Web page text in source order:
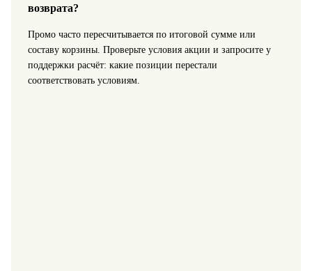
возврата?
Промо часто пересчитывается по итоговой сумме или
составу корзины. Проверьте условия акции и запросите у
поддержки расчёт: какие позиции перестали
соответствовать условиям.